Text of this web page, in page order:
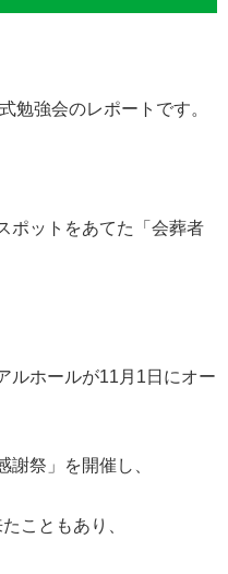
勉強会のレポートです。
ポットをあてた「会葬者
ホールが11月1日にオー
祭」を開催し、
こともあり、